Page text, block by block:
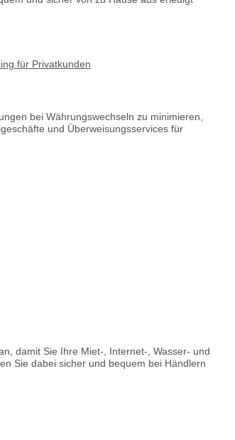
für Privatkunden
bei Währungswechseln zu minimieren,
und Überweisungsservices für
damit Sie Ihre Miet-, Internet-, Wasser- und
Sie dabei sicher und bequem bei Händlern